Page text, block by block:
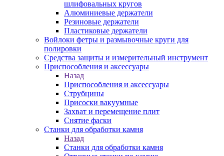
шлифовальных кругов
Алюминиевые держатели
Резиновые держатели
Пластиковые держатели
Войлоки фетры и размывочные круги для
полировки
Средства защиты и измерительный инструмент
Приспособления и аксессуары
Назад
Приспособления и аксессуары
Струбцины
Присоски вакуумные
Захват и перемещение плит
Снятие фаски
Станки для обработки камня
Назад
Станки для обработки камня